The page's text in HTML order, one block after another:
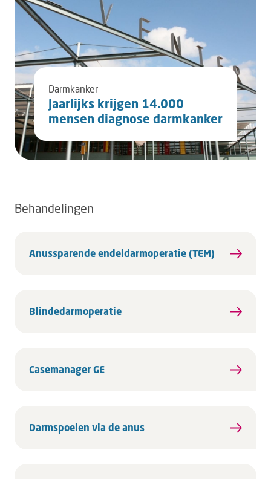
Darmkanker
Jaarlijks krijgen 14.000
mensen diagnose darmkanker
Behandelingen
Anussparende endeldarmoperatie (TEM)
Blindedarmoperatie
Casemanager GE
Darmspoelen via de anus